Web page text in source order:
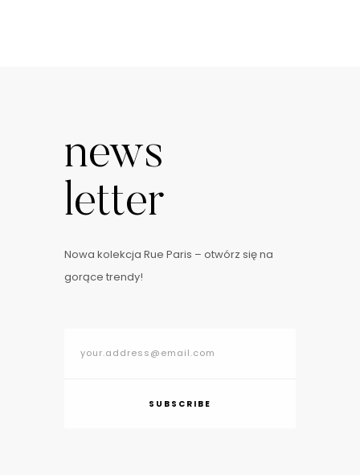
news
letter
Nowa kolekcja Rue Paris – otwórz się na
gorące trendy!
SUBSCRIBE